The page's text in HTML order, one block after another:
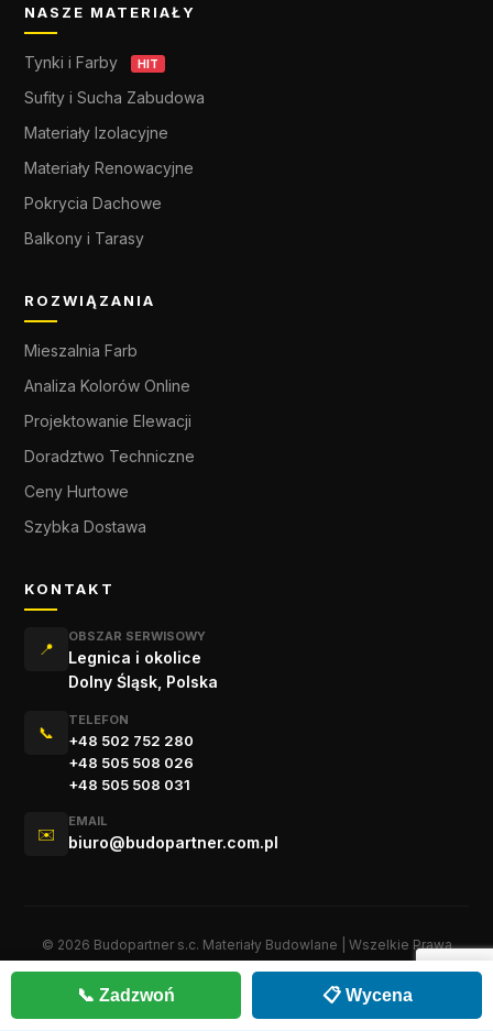
NASZE MATERIAŁY
Tynki i Farby HIT
Sufity i Sucha Zabudowa
Materiały Izolacyjne
Materiały Renowacyjne
Pokrycia Dachowe
Balkony i Tarasy
ROZWIĄZANIA
Mieszalnia Farb
Analiza Kolorów Online
Projektowanie Elewacji
Doradztwo Techniczne
Ceny Hurtowe
Szybka Dostawa
KONTAKT
📍
OBSZAR SERWISOWY
Legnica i okolice
Dolny Śląsk, Polska
📞
TELEFON
+48 502 752 280
+48 505 508 026
+48 505 508 031
✉️
EMAIL
biuro@budopartner.com.pl
© 2026 Budopartner s.c. Materiały Budowlane | Wszelkie Prawa
Zastrzeżone.
Zaprojektowano dla doskonałości w Legnicy
📞 Zadzwoń 📋 Wycena